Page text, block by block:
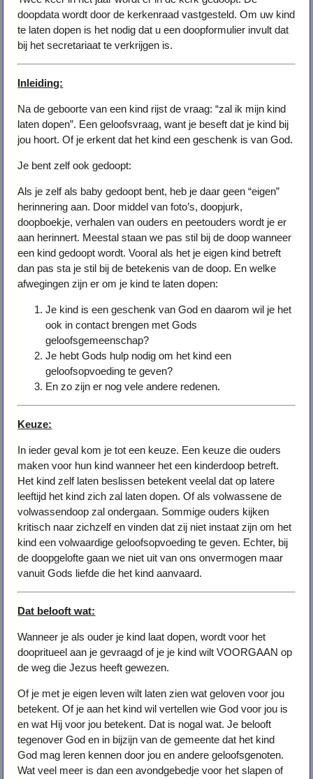
doopdata wordt door de kerkenraad vastgesteld. Om uw kind
te laten dopen is het nodig dat u een doopformulier invult dat
bij het secretariaat te verkrijgen is.
Inleiding:
Na de geboorte van een kind rijst de vraag: “zal ik mijn kind
laten dopen”. Een geloofsvraag, want je beseft dat je kind bij
jou hoort. Of je erkent dat het kind een geschenk is van God.
Je bent zelf ook gedoopt:
Als je zelf als baby gedoopt bent, heb je daar geen “eigen”
herinnering aan. Door middel van foto’s, doopjurk,
doopboekje, verhalen van ouders en peetouders wordt je er
aan herinnert. Meestal staan we pas stil bij de doop wanneer
een kind gedoopt wordt. Vooral als het je eigen kind betreft
dan pas sta je stil bij de betekenis van de doop. En welke
afwegingen zijn er om je kind te laten dopen:
Je kind is een geschenk van God en daarom wil je het
ook in contact brengen met Gods
geloofsgemeenschap?
Je hebt Gods hulp nodig om het kind een
geloofsopvoeding te geven?
En zo zijn er nog vele andere redenen.
Keuze:
In ieder geval kom je tot een keuze. Een keuze die ouders
maken voor hun kind wanneer het een kinderdoop betreft.
Het kind zelf laten beslissen betekent veelal dat op latere
leeftijd het kind zich zal laten dopen. Of als volwassene de
volwassendoop zal ondergaan. Sommige ouders kijken
kritisch naar zichzelf en vinden dat zij niet instaat zijn om het
kind een volwaardige geloofsopvoeding te geven. Echter, bij
de doopgelofte gaan we niet uit van ons onvermogen maar
vanuit Gods liefde die het kind aanvaard.
Dat belooft wat:
Wanneer je als ouder je kind laat dopen, wordt voor het
doopritueel aan je gevraagd of je je kind wilt VOORGAAN op
de weg die Jezus heeft gewezen.
Of je met je eigen leven wilt laten zien wat geloven voor jou
betekent. Of je aan het kind wil vertellen wie God voor jou is
en wat Hij voor jou betekent. Dat is nogal wat. Je belooft
tegenover God en in bijzijn van de gemeente dat het kind
God mag leren kennen door jou en andere geloofsgenoten.
Wat veel meer is dan een avondgebedje voor het slapen of